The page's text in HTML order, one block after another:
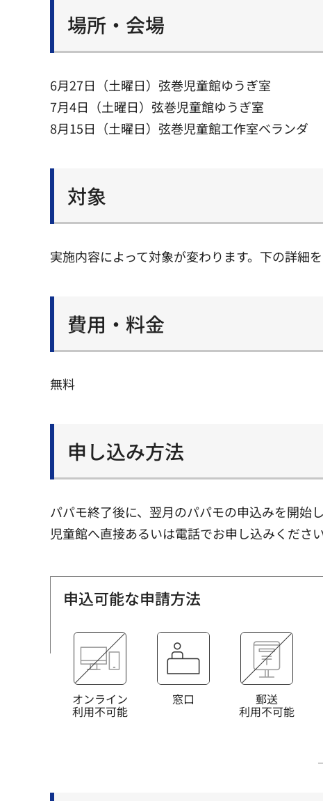
場所・会場
6月27日（土曜日）弦巻児童館ゆうぎ室
7月4日（土曜日）弦巻児童館ゆうぎ室
8月15日（土曜日）弦巻児童館工作室ベランダ
対象
実施内容によって対象が変わります。下の詳細を
費用・料金
無料
申し込み方法
パパモ終了後に、翌月のパパモの申込みを開始し
児童館へ直接あるいは電話でお申し込みください
申込可能な申請方法
オンライン
利用不可能
窓口 郵送
利用不可能